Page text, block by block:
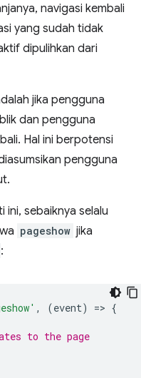
navigasi kembali
yang sudah tidak
dipulihkan dari
jika pengguna
dan pengguna
Hal ini berpotensi
pengguna
ini, sebaiknya selalu
pageshow jika
:
, (event) => {
to the page